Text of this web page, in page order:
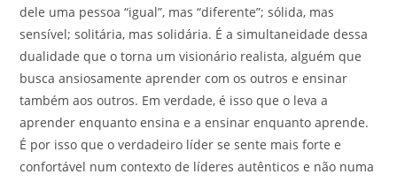
dele uma pessoa “igual”, mas “diferente”; sólida, mas
sensível; solitária, mas solidária. É a simultaneidade dessa
dualidade que o torna um visionário realista, alguém que
busca ansiosamente aprender com os outros e ensinar
também aos outros. Em verdade, é isso que o leva a
aprender enquanto ensina e a ensinar enquanto aprende.
É por isso que o verdadeiro líder se sente mais forte e
confortável num contexto de líderes autênticos e não numa